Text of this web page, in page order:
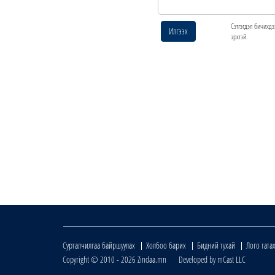
Илгээх
Сэтгэгдэл
эрхтэй.
Сурталчилгаа байршуулах Холбоо барих Бидний тухай
Лого татах
Copyright © 2010 - 2026 Zindaa.mn Developed by mCast LLC